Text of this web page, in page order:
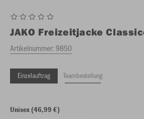
JAKO Freizeitjacke
Artikelnummer:9850
Einzelauftrag Teambestellung
Unisex (46,99 €)